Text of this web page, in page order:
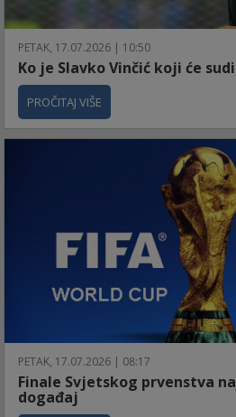
PETAK, 17.07.2026 | 10:50
Ko je Slavko Vinčić koji će
PROČITAJ VIŠE
PETAK, 17.07.2026 | 08:17
Finale Svjetskog prvenstva
događaj